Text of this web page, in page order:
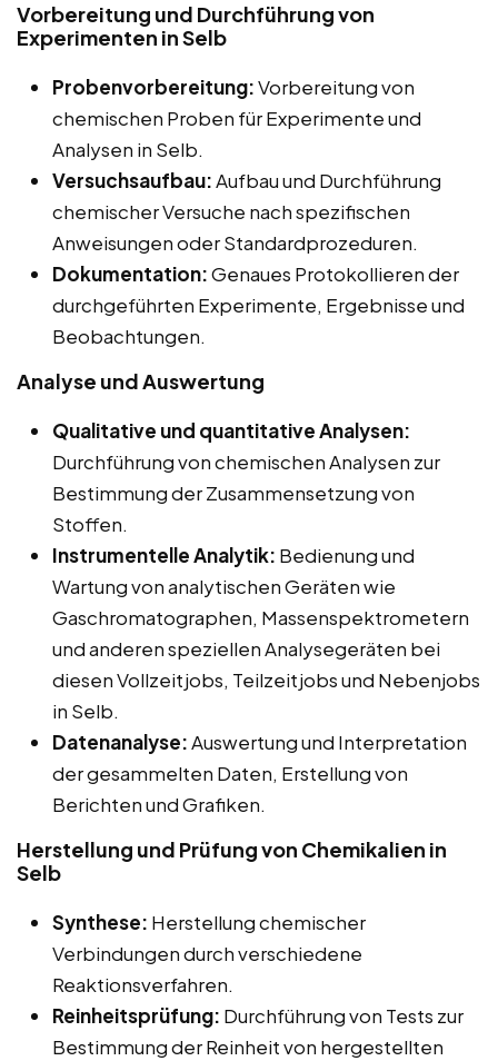
Vorbereitung und Durchführung von
Experimenten in Selb
Probenvorbereitung:Vorbereitung von
chemischen Proben für Experimente und
Analysen in Selb.
Versuchsaufbau:Aufbau und Durchführung
chemischer Versuche nach spezifischen
Anweisungen oder Standardprozeduren.
Dokumentation:Genaues Protokollieren der
durchgeführten Experimente, Ergebnisse und
Beobachtungen.
Analyse und Auswertung
Qualitative und quantitative Analysen:
Durchführung von chemischen Analysen zur
Bestimmung der Zusammensetzung von
Stoffen.
Instrumentelle Analytik: Bedienung und
Wartung von analytischen Geräten wie
Gaschromatographen, Massenspektrometern
und anderen speziellen Analysegeräten bei
diesen Vollzeitjobs, Teilzeitjobs und Nebenjobs
in Selb.
Datenanalyse:Auswertung und Interpretation
der gesammelten Daten, Erstellung von
Berichten und Grafiken.
Herstellung und Prüfung von Chemikalien in
Selb
Synthese: Herstellung chemischer
Verbindungen durch verschiedene
Reaktionsverfahren.
Reinheitsprüfung: Durchführung von Tests zur
Bestimmung der Reinheit von hergestellten